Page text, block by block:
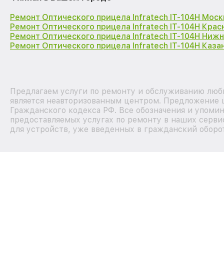
Ремонт Оптического прицела Infratech IT-104H
Ремонт Оптического прицела Infratech IT-104H
Ремонт Оптического прицела Infratech IT-104H
Ремонт Оптического прицела Infratech IT-104H
Предлагаем услуги по ремонту и обслуживанию
является неавторизованным центром.
Гражданского кодекса РФ. Все обозначения и
предоставляемых услугах по ремонту в наших
для устройств, уже введенных в гражданский